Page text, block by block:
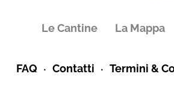
Le Cantine La Mappa
FAQ Contatti Termini &